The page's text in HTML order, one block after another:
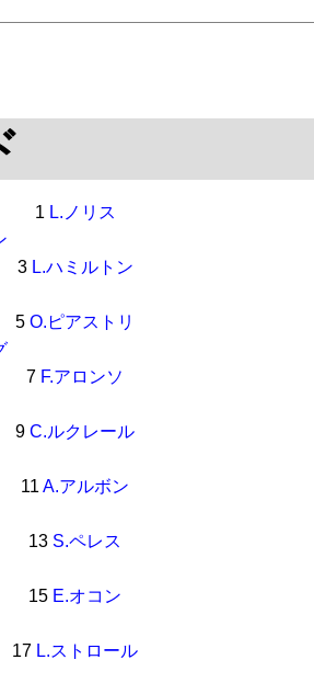
1 L.ノリス
3 L.ハミルトン
5 O.ピアストリ
7 F.アロンソ
9 C.ルクレール
11 A.アルボン
13 S.ペレス
15 E.オコン
17 L.ストロール